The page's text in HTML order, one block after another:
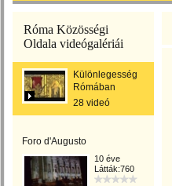
Róma Közösségi
Oldala videógalériái
Különlegességek
Rómában
28 videó
Foro d'Augusto
10 éve
Látták:760